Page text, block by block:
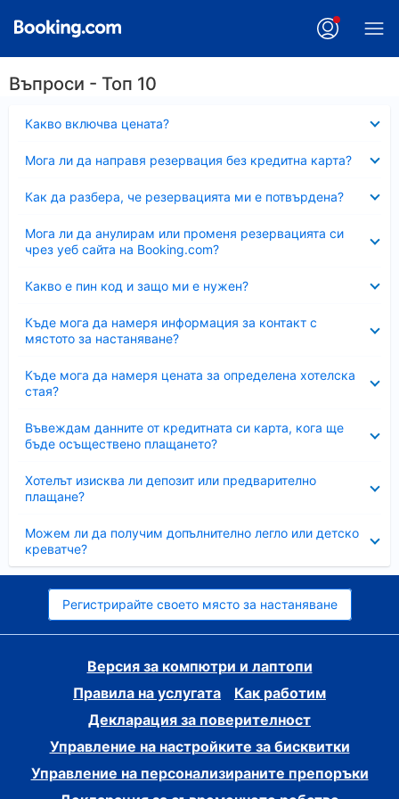
Въпроси - Топ 10
Какво включва цената?
Мога ли да направя резервация без кредитна карта?
Как да разбера, че резервацията ми е потвърдена?
Мога ли да анулирам или променя резервацията си
чрез уеб сайта на Booking.com?
Какво е пин код и защо ми е нужен?
Къде мога да намеря информация за контакт с
мястото за настаняване?
Къде мога да намеря цената за определена хотелска
стая?
Въвеждам данните от кредитната си карта, кога ще
бъде осъществено плащането?
Хотелът изисква ли депозит или предварително
плащане?
Можем ли да получим допълнително легло или детско
креватче?
Регистрирайте своето място за настаняване
Версия за компютри и лаптопи
Правила на услугата
Как работим
Декларация за поверителност
Управление на настройките за бисквитки
Управление на персонализираните препоръки